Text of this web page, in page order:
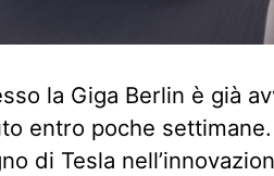
la Giga Berlin è già
entro poche
di Tesla